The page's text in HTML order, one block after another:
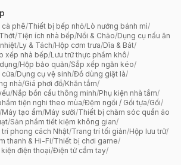
cà phê/Thiết bị bếp nhỏ/Lò nướng bánh mì/
Thớt/Tiện ích nhà bếp/Nồi & Chảo/Dụng cụ nấu ăn
/Ly & Tách/Hộp cơm trưa/Dĩa & Bát/
xếp nhà bếp/Lưu trữ thực phẩm khô/
/Hộp bảo quản/Sắp xếp ngăn kéo/
cửa/Dụng cụ vệ sinh/Đồ dùng giặt là/
nhà/Giá phơi đồ/Khăn tắm/
/Nắp bồn cầu thông minh/Phụ kiện nhà tắm/
tiện nghi theo mùa/Đệm ngồi / Gối tựa/Gối/
/Máy tạo ẩm/Máy sưởi/Thiết bị chăm sóc quần áo
/Sản phẩm tiết kiệm không gian/
trí phong cách Nhật/Trang trí tối giản/Hộp lưu trữ/
thanh & Hi-Fi/Thiết bị chơi game/
kiện điện thoại/Điện tử cầm tay/